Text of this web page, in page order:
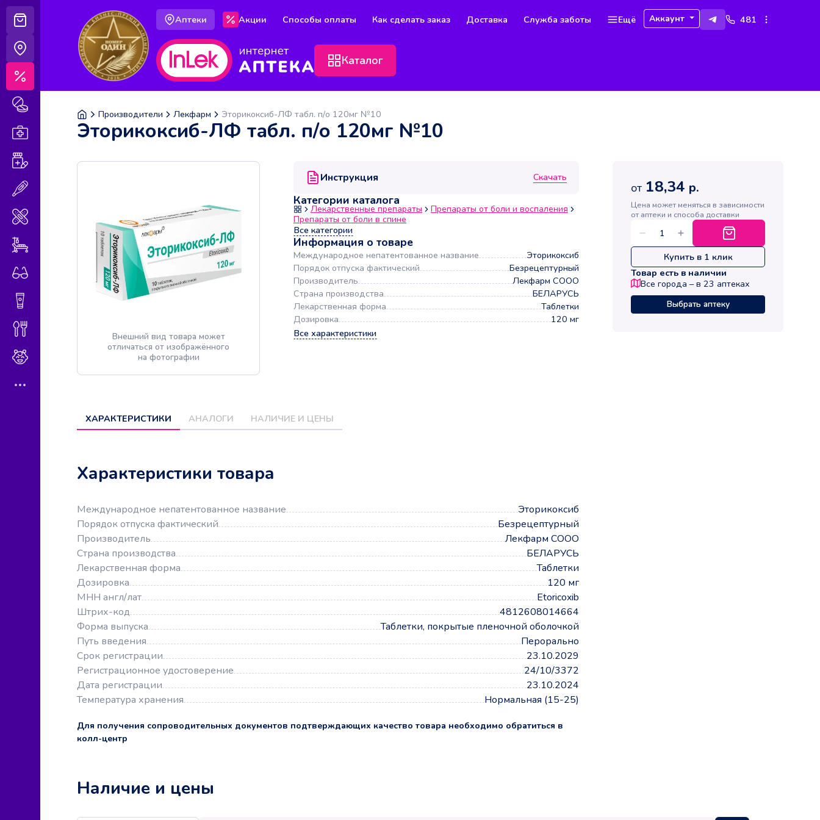
Витамины и БАДы
Уход за больными
Аптеки Акции Способы оплаты Как сделать заказ Доставка Служба заботы Ещё Аккаунт 481
Каталог
Производители Лекфарм Эторикоксиб-ЛФ табл. п/о 120мг №10
Эторикоксиб-ЛФ табл. п/о 120мг №10
Внешний вид товара может
отличаться от изображённого
на фотографии
Инструкция Скачать
Категории каталога
Лекарственные препараты
Препараты от боли и воспаления
Препараты от боли в спине
Все категории
Информация о товаре
Международное непатентованное название
Эторикоксиб
Порядок отпуска фактический
Безрецептурный
Производитель
Лекфарм СООО
Страна производства
БЕЛАРУСЬ
Лекарственная форма
Таблетки
Дозировка
120 мг
Все характеристики
ХАРАКТЕРИСТИКИ АНАЛОГИ НАЛИЧИЕ И ЦЕНЫ
Характеристики товара
Международное непатентованное название
Эторикоксиб
Порядок отпуска фактический
Безрецептурный
Производитель
Лекфарм СООО
Страна производства
БЕЛАРУСЬ
Лекарственная форма
Таблетки
Дозировка
120 мг
МНН англ/лат
Etoricoxib
Штрих-код
4812608014664
Форма выпуска
Таблетки, покрытые пленочной оболочкой
Путь введения
Перорально
Срок регистрации
23.10.2029
Регистрационное удостоверение
24/10/3372
Дата регистрации
23.10.2024
Температура хранения
Нормальная (15-25)
Для получения сопроводительных документов подтверждающих качество товара необходимо обратиться в
колл-центр
от 18,34 р.
Цена может меняться в зависимости
от аптеки и способа доставки
Купить в 1 клик
Товар есть в наличии
Все города – в 23 аптеках
Выбрать аптеку
Наличие и цены